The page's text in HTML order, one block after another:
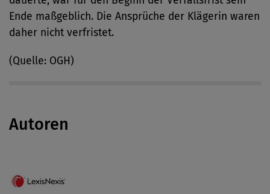
Ende maßgeblich. Die Ansprüche der Klägerin waren
daher nicht verfristet.
(Quelle: OGH)
Autoren